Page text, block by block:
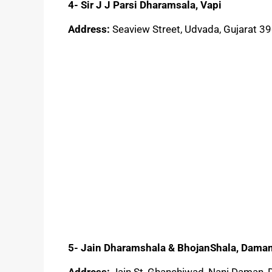
4- Sir J J Parsi Dharamsala, Vapi
Address: Seaview Street, Udvada, Gujarat
5- Jain Dharamshala & BhojanShala,